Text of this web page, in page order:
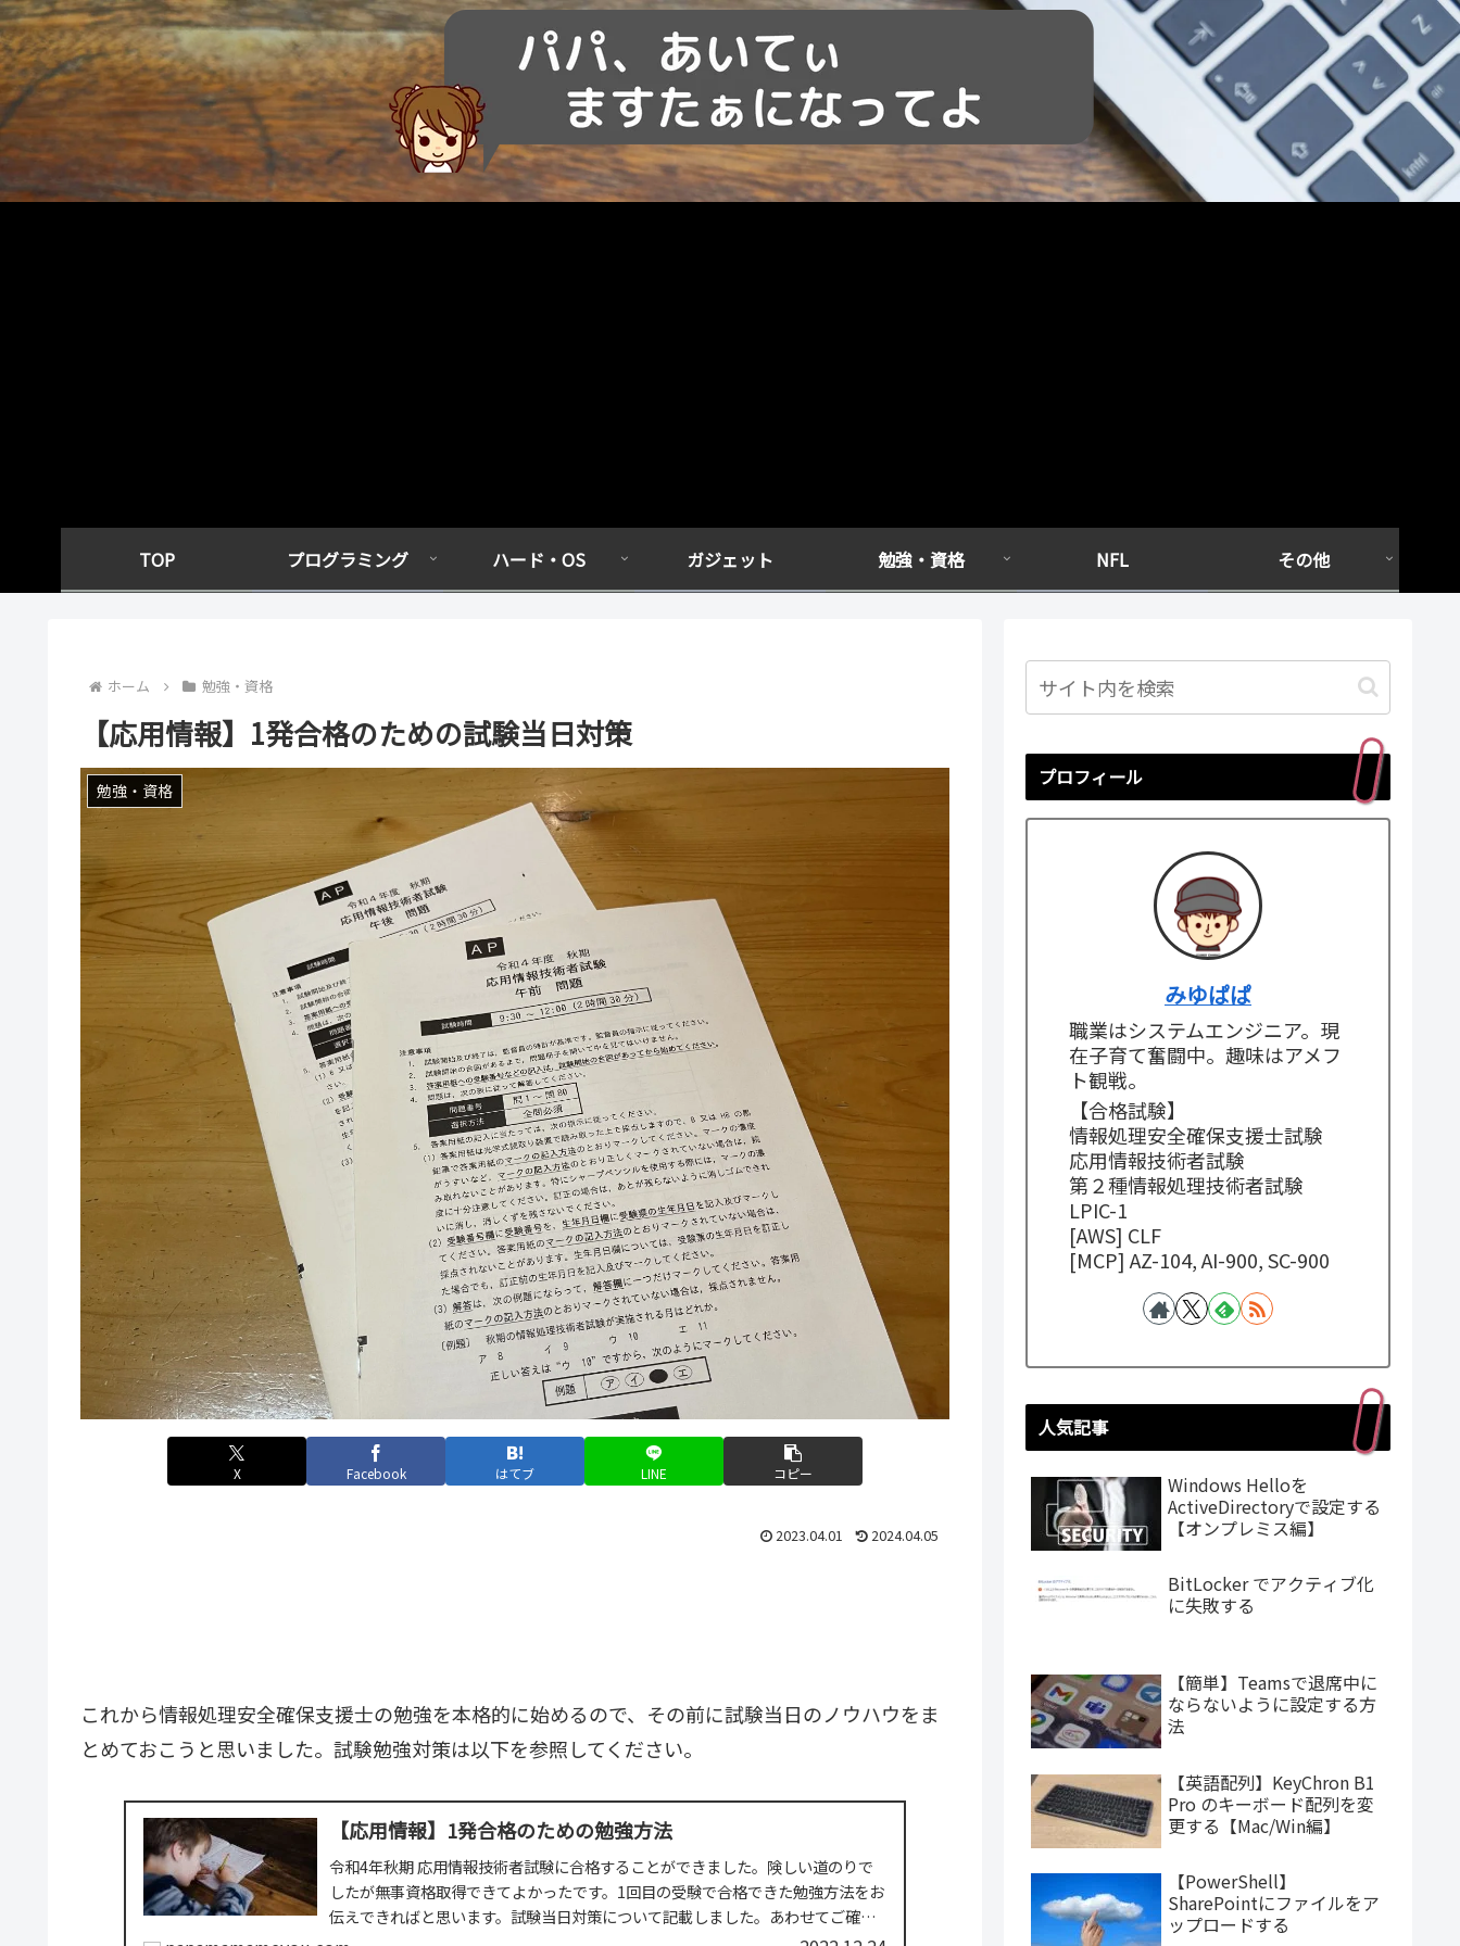
TOP プログラミング ハード・OS ガジェット 勉強・資格 NFL その他
ホーム 勉強・資格
【応用情報】1発合格のための試験当日対策
勉強・資格
X Facebook はてブ LINE コピー
2023.04.01 2024.04.05
これから情報処理安全確保支援士の勉強を本格的に始めるので、その前に試験当日のノウハウをま
とめておこうと思いました。試験勉強対策は以下を参照してください。
【応用情報】1発合格のための勉強方法
令和4年秋期 応用情報技術者試験に合格することができました。険しい道のりで
したが無事資格取得できてよかったです。1回目の受験で合格できた勉強方法をお
伝えできればと思います。試験当日対策について記載しました。あわせてご確認
ください。背景まず私...
プロフィール
みゆぱぱ
職業はシステムエンジニア。現
在子育て奮闘中。趣味はアメフ
ト観戦。
【合格試験】
情報処理安全確保支援士試験
応用情報技術者試験
第２種情報処理技術者試験
LPIC-1
[AWS] CLF
[MCP] AZ-104, AI-900, SC-900
人気記事
Windows Helloを
ActiveDirectoryで設定する
【オンプレミス編】
BitLocker でアクティブ化
に失敗する
【簡単】Teamsで退席中に
ならないように設定する方
法
【英語配列】KeyChron B1
Pro のキーボード配列を変
更する【Mac/Win編】
【PowerShell】
SharePointにファイルをア
ップロードする